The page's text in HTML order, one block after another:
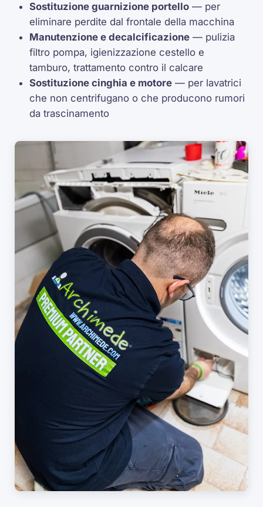
Sostituzione guarnizione portello — per
eliminare perdite dal frontale della macchina
Manutenzione e decalcificazione — pulizia
filtro pompa, igienizzazione cestello e
tamburo, trattamento contro il calcare
Sostituzione cinghia e motore — per lavatrici
che non centrifugano o che producono rumori
da trascinamento